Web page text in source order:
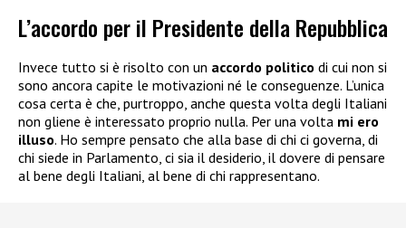
L’accordo per il Presidente della Repubblica
Invece tutto si è risolto con un accordo politico di cui non si
sono ancora capite le motivazioni né le conseguenze. L’unica
cosa certa è che, purtroppo, anche questa volta degli Italiani
non gliene è interessato proprio nulla. Per una volta mi ero
illuso. Ho sempre pensato che alla base di chi ci governa, di
chi siede in Parlamento, ci sia il desiderio, il dovere di pensare
al bene degli Italiani, al bene di chi rappresentano.